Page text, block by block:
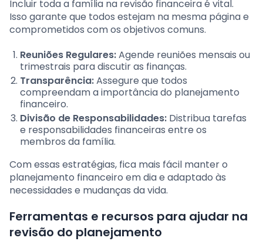
Incluir toda a família na revisão financeira é vital.
Isso garante que todos estejam na mesma página e
comprometidos com os objetivos comuns.
Reuniões Regulares:Agende reuniões mensais ou
trimestrais para discutir as finanças.
Transparência:Assegure que todos
compreendam a importância do planejamento
financeiro.
Divisão de Responsabilidades: Distribua tarefas
e responsabilidades financeiras entre os
membros da família.
Com essas estratégias, fica mais fácil manter o
planejamento financeiro em dia e adaptado às
necessidades e mudanças da vida.
Ferramentas e recursos para ajudar na
revisão do planejamento